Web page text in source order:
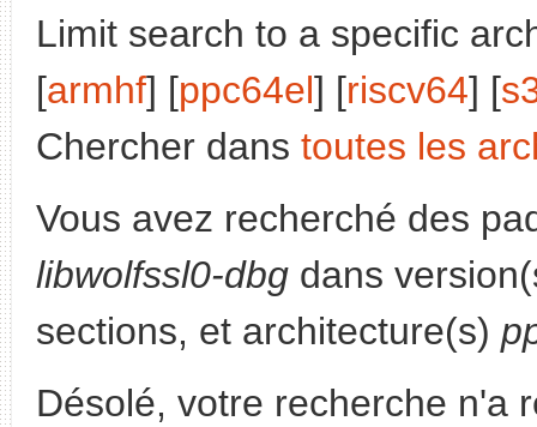
Limit search to a specific
[armhf] [ppc64el] [riscv64] [
Chercher dans toutes les
Vous avez recherché des
libwolfssl0-dbg dans
sections, et architecture(s)
Désolé, votre recherche n'a